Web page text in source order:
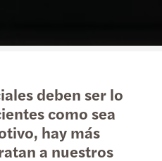
deben ser lo
como sea
hay más
a nuestros